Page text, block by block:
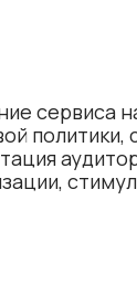
сервиса